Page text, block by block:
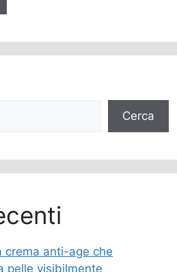
Cerca
crema anti-age che
pelle visibilmente